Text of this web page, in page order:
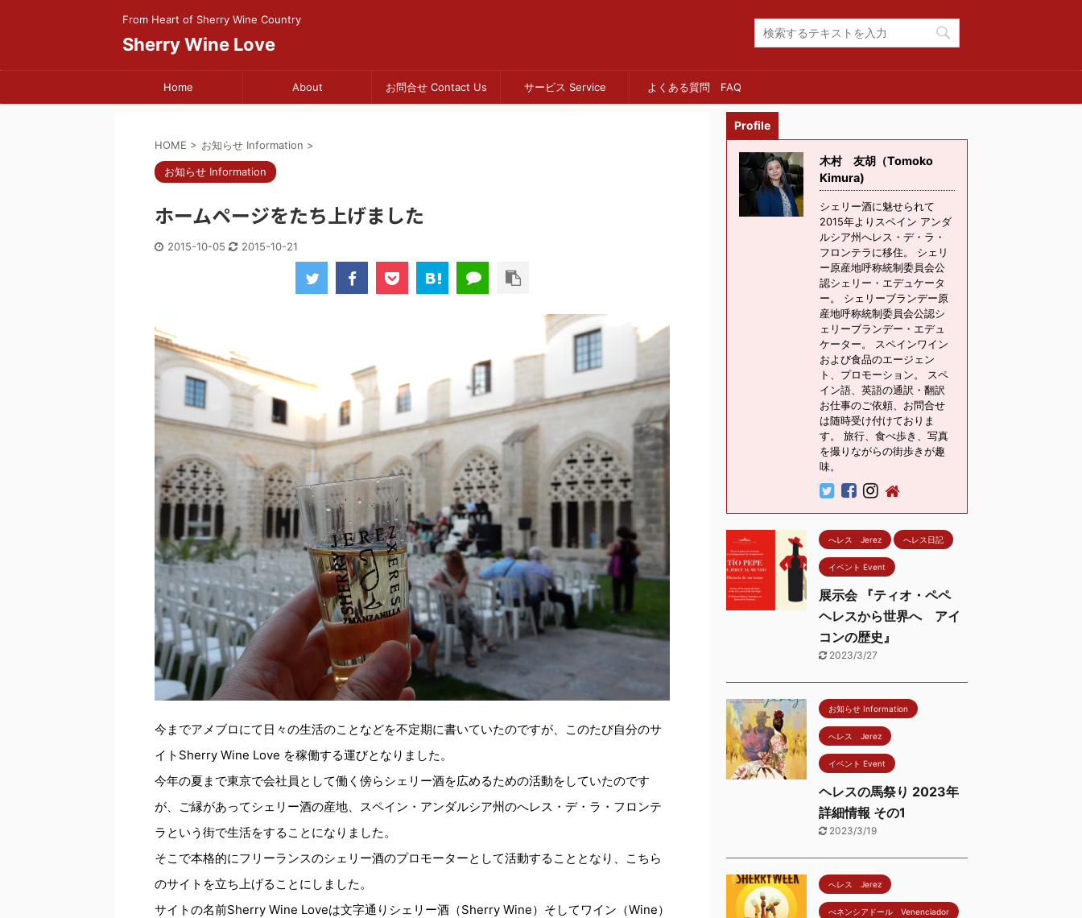
From Heart of Sherry Wine Country
Sherry Wine Love
Home About お問合せ Contact Us サービス Service よくある質問 FAQ
HOME > お知らせ Information >
お知らせ Information
ホームページをたち上げました
2015-10-05 2015-10-21
今までアメブロにて日々の生活のことなどを不定期に書いていたのですが、このたび自分のサ
イトSherry Wine Love を稼働する運びとなりました。
今年の夏まで東京で会社員として働く傍らシェリー酒を広めるための活動をしていたのです
が、ご縁があってシェリー酒の産地、スペイン・アンダルシア州のへレス・デ・ラ・フロンテ
ラという街で生活をすることになりました。
そこで本格的にフリーランスのシェリー酒のプロモーターとして活動することとなり、こちら
のサイトを立ち上げることにしました。
サイトの名前Sherry Wine Loveは文字通りシェリー酒（Sherry Wine）そしてワイン（Wine）
Profile
木村 友胡（Tomoko
Kimura)
シェリー酒に魅せられて
2015年よりスペイン アンダ
ルシア州へレス・デ・ラ・
フロンテラに移住。 シェリ
ー原産地呼称統制委員会公
認シェリー・エデュケータ
ー。 シェリーブランデー原
産地呼称統制委員会公認シ
ェリーブランデー・エデュ
ケーター。 スペインワイン
および食品のエージェン
ト、プロモーション。 スペ
イン語、英語の通訳・翻訳
お仕事のご依頼、お問合せ
は随時受け付けておりま
す。 旅行、食べ歩き、写真
を撮りながらの街歩きが趣
味。
へレス Jerez へレス日記
イベント Event
展示会 『ティオ・ペペ
ヘレスから世界へ アイ
コンの歴史』
2023/3/27
お知らせ Information
へレス Jerez
イベント Event
ヘレスの馬祭り 2023年
詳細情報 その1
2023/3/19
へレス Jerez
べネンシアドール Venenciador